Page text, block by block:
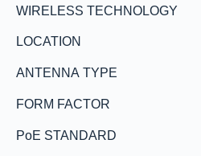
WIRELESS TECHNOLOGY
LOCATION
ANTENNA TYPE
FORM FACTOR
PoE STANDARD